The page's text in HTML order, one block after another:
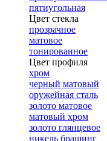
пятиугольная
Цвет стекла
прозрачное
матовое
тонированное
Цвет профиля
хром
черный матовый
оружейная сталь
золото матовое
матовый хром
золото глянцевое
никель брашинг